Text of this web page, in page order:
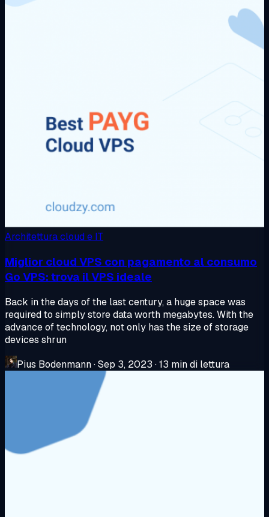
Architettura cloud e IT
Miglior cloud VPS con pagamento al consumo
Go VPS: trova il VPS ideale
Back in the days of the last century, a huge space was
required to simply store data worth megabytes. With the
advance of technology, not only has the size of storage
devices shrun
Pius Bodenmann·Sep 3, 2023 ·13 min di lettura